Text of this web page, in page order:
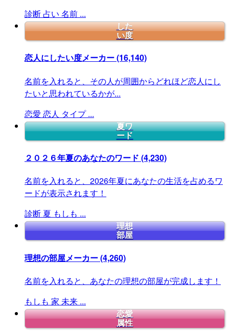
診断 占い 名前 ...
した
い度
恋人にしたい度メーカー(16,140)
名前を入れると、その人が周囲からどれほど恋人にし
たいと思われているかが...
恋愛 恋人 タイプ ...
夏ワ
ード
２０２６年夏のあなたのワード (4,230)
名前を入れると、2026年夏にあなたの生活を占めるワ
ードが表示されます！
診断 夏 もしも ...
理想
部屋
理想の部屋メーカー(4,260)
名前を入れると、あなたの理想の部屋が完成します！
もしも 家 未来 ...
恋愛
属性